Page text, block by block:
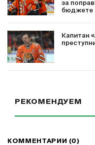
за
бюджете
Капитан
РЕКОМЕНДУЕМ
КОММЕНТАРИИ (0)